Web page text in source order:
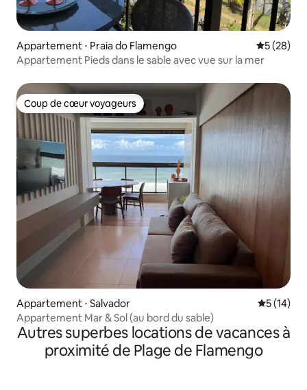
Appartement ⋅ Praia do Flamengo
5 (28)
Appartement Pieds dans le sable avec vue sur la mer
Coup de cœur voyageurs
Coup de cœur voyageurs
Appartement ⋅ Salvador
5 (14)
Appartement Mar & Sol (au bord du sable)
Autres superbes locations de vacances à
proximité de Plage de Flamengo